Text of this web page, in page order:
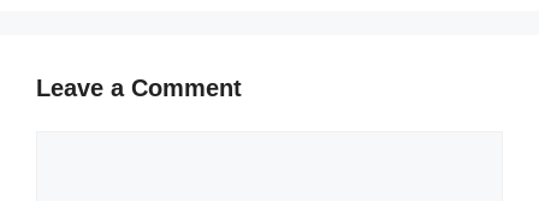
Leave a Comment